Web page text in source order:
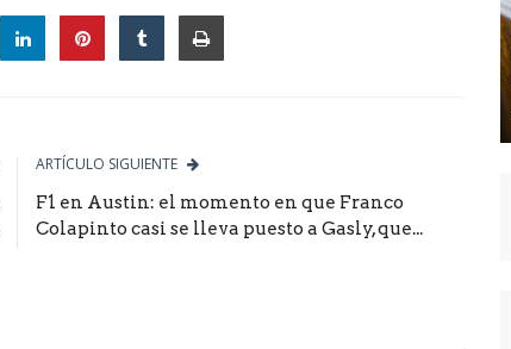
ARTÍCULO SIGUIENTE
F1 en Austin: el momento en que Franco
Colapinto casi se lleva puesto a Gasly, que...